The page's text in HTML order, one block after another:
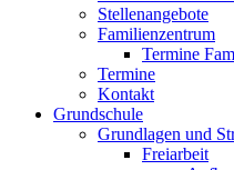
Stellenangebote
Familienzentrum
Termine
Termine
Kontakt
Grundschule
Grundlagen und
Freiarbeit